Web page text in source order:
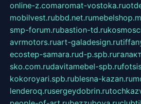
online-z.comaromat-vostoka.ru
mobilvest.rubbd.net.ru
smp-forum.rubastion-td.ru
avrmotors.ruart-galadesign.ru
ecostep-samara.rud-p.spb.ru
sko.com.rudavitamebel-spb.ru
kokoroyari.spb.rublesna-kazan.ru
lenderoq.rusergeydobrin.ru